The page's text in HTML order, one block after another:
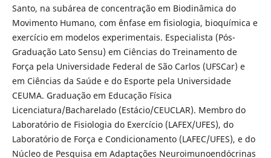
Santo, na subárea de concentração em Biodinâmica do
Movimento Humano, com ênfase em fisiologia, bioquímica e
exercício em modelos experimentais. Especialista (Pós-
Graduação Lato Sensu) em Ciências do Treinamento de
Força pela Universidade Federal de São Carlos (UFSCar) e
em Ciências da Saúde e do Esporte pela Universidade
CEUMA. Graduação em Educação Física
Licenciatura/Bacharelado (Estácio/CEUCLAR). Membro do
Laboratório de Fisiologia do Exercício (LAFEX/UFES), do
Laboratório de Força e Condicionamento (LAFEC/UFES), e do
Núcleo de Pesquisa em Adaptações Neuroimunoendócrinas